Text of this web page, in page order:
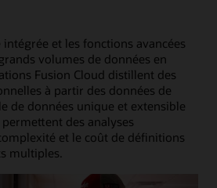
et les fonctions avancées
volumes de données en
Fusion Cloud distillent des
à partir des données de
de données unique et extensible
des analyses
et le coût de définitions
multiples.